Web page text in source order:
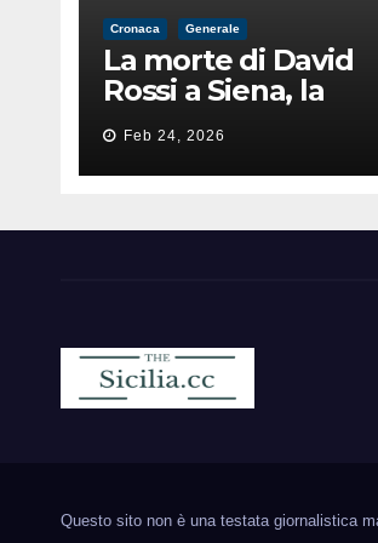
Cronaca Generale
La morte di David
Rossi a Siena, la
perizia lancia la
pista di
un’intimidazione
Feb 24, 2026
Questo sito non è una testata giornalistica